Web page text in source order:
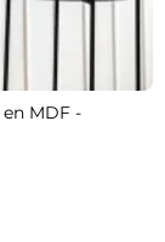
MDF -